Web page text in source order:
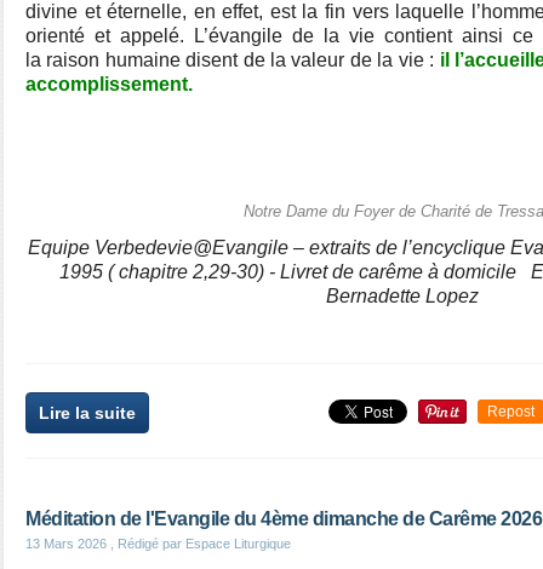
divine et éternelle, en effet, est la fin vers laquelle
orienté et appelé. L’évangile de la vie contient ainsi ce
la raison humaine disent de la valeur de la vie : il
accomplissement.
Notre Dame du Foyer de Charité de
Equipe Verbedevie@Evangile – extraits de l’encyclique
1995 ( chapitre 2,29-30) - Livret de carême à domicile
Bernadette Lopez
Lire la suite Repost
Méditation de l'Evangile du 4ème dimanche de Carême 2026
13 Mars 2026 , Rédigé par Espace Liturgique